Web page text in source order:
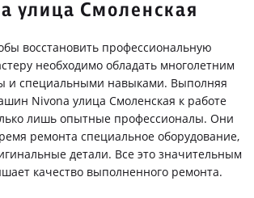
улица Смоленская
восстановить профессиональную
необходимо обладать многолетним
и специальными навыками. Выполняя
Nivona улица Смоленская к работе
лишь опытные профессионалы. Они
ремонта специальное оборудование,
детали. Все это значительным
качество выполненного ремонта.